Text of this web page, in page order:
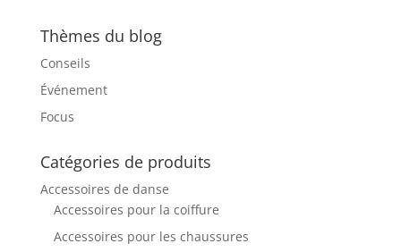
Thèmes du blog
Conseils
Événement
Focus
Catégories de produits
Accessoires de danse
Accessoires pour la coiffure
Accessoires pour les chaussures